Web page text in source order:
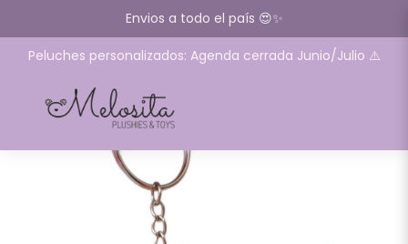
Envios a todo el país 😍✨
Peluches personalizados: Agenda cerrada Junio/Julio ⚠️